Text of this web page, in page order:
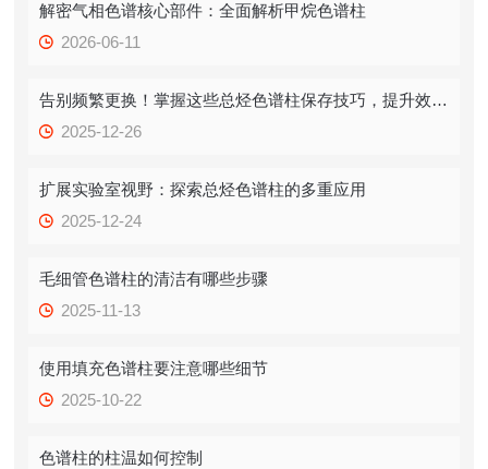
解密气相色谱核心部件：全面解析甲烷色谱柱
2026-06-11
告别频繁更换！掌握这些总烃色谱柱保存技巧，提升效率！
2025-12-26
扩展实验室视野：探索总烃色谱柱的多重应用
2025-12-24
毛细管色谱柱的清洁有哪些步骤
2025-11-13
使用填充色谱柱要注意哪些细节
2025-10-22
色谱柱的柱温如何控制